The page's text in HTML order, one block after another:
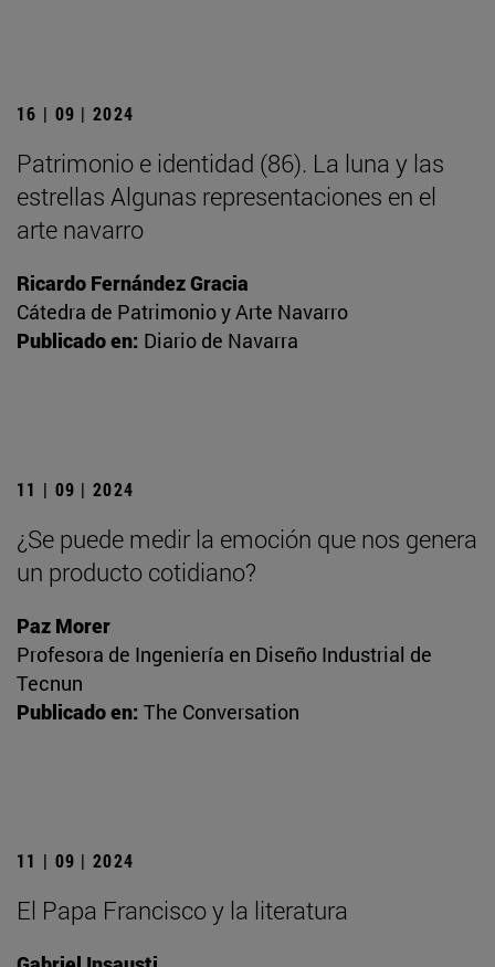
16 | 09 | 2024
Patrimonio e identidad (86). La luna y las
estrellas Algunas representaciones en el
arte navarro
Ricardo Fernández Gracia
Cátedra de Patrimonio y Arte Navarro
Publicado en: Diario de Navarra
11 | 09 | 2024
¿Se puede medir la emoción que nos genera
un producto cotidiano?
Paz Morer
Profesora de Ingeniería en Diseño Industrial de
Tecnun
Publicado en: The Conversation
11 | 09 | 2024
El Papa Francisco y la literatura